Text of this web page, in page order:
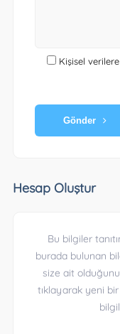
Kişisel
Gönder
Hesap Oluştur
Bu bilgiler
burada bulunan
size ait
tıklayarak yeni